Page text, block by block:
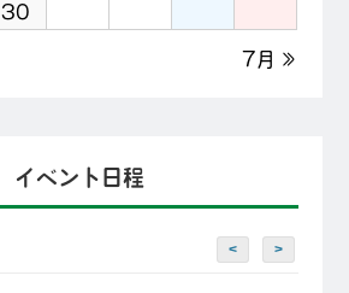
30
7月 »
イベント日程
< >